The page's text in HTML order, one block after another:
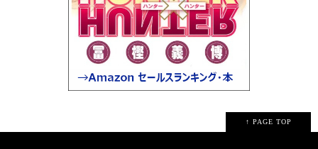
↑ PAGE TOP